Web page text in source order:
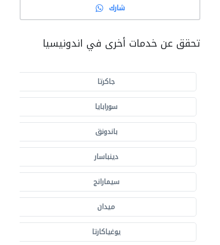
شارك
تحقق عن خدمات أخرى في اندونيسيا
جاكرتا
سورابايا
باندونق
دينباسار
سيمارانج
ميدان
يوغياكارتا